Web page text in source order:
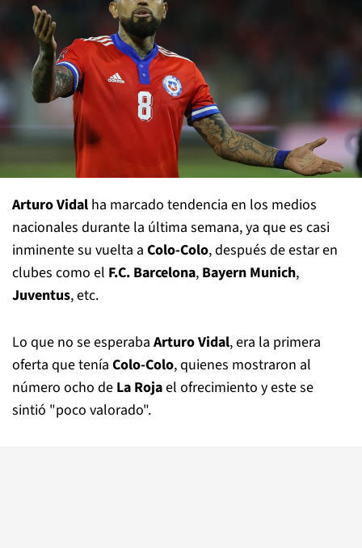
Arturo Vidal ha marcado tendencia en los medios
nacionales durante la última semana, ya que es casi
inminente su vuelta a Colo-Colo, después de estar en
clubes como el F.C. Barcelona, Bayern Munich,
Juventus, etc.
Lo que no se esperaba Arturo Vidal, era la primera
oferta que tenía Colo-Colo, quienes mostraron al
número ocho de La Rojael ofrecimiento y este se
sintió "poco valorado".